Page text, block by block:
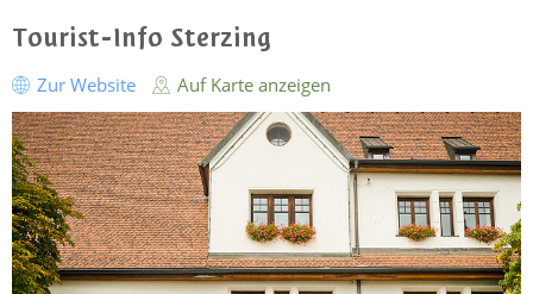
Tourist-Info Sterzing
Zur Website Auf Karte anzeigen